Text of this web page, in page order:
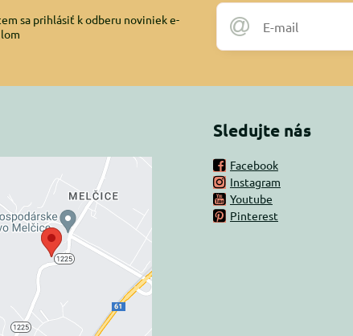
sa prihlásiť k odberu noviniek e-
obsah je
Voľbami
súkromia
si načítať externý obsah?
Povoliť tentokrát
Sledujte nás
Facebook
Instagram
Youtube
Pinterest